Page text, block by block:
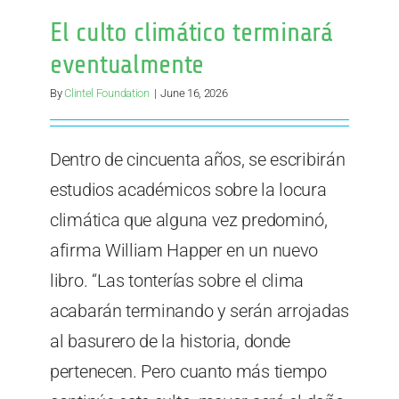
El culto climático terminará
eventualmente
ByClintel Foundation | June 16, 2026
Dentro de cincuenta años, se escribirán
estudios académicos sobre la locura
climática que alguna vez predominó,
afirma William Happer en un nuevo
libro. “Las tonterías sobre el clima
acabarán terminando y serán arrojadas
al basurero de la historia, donde
pertenecen. Pero cuanto más tiempo